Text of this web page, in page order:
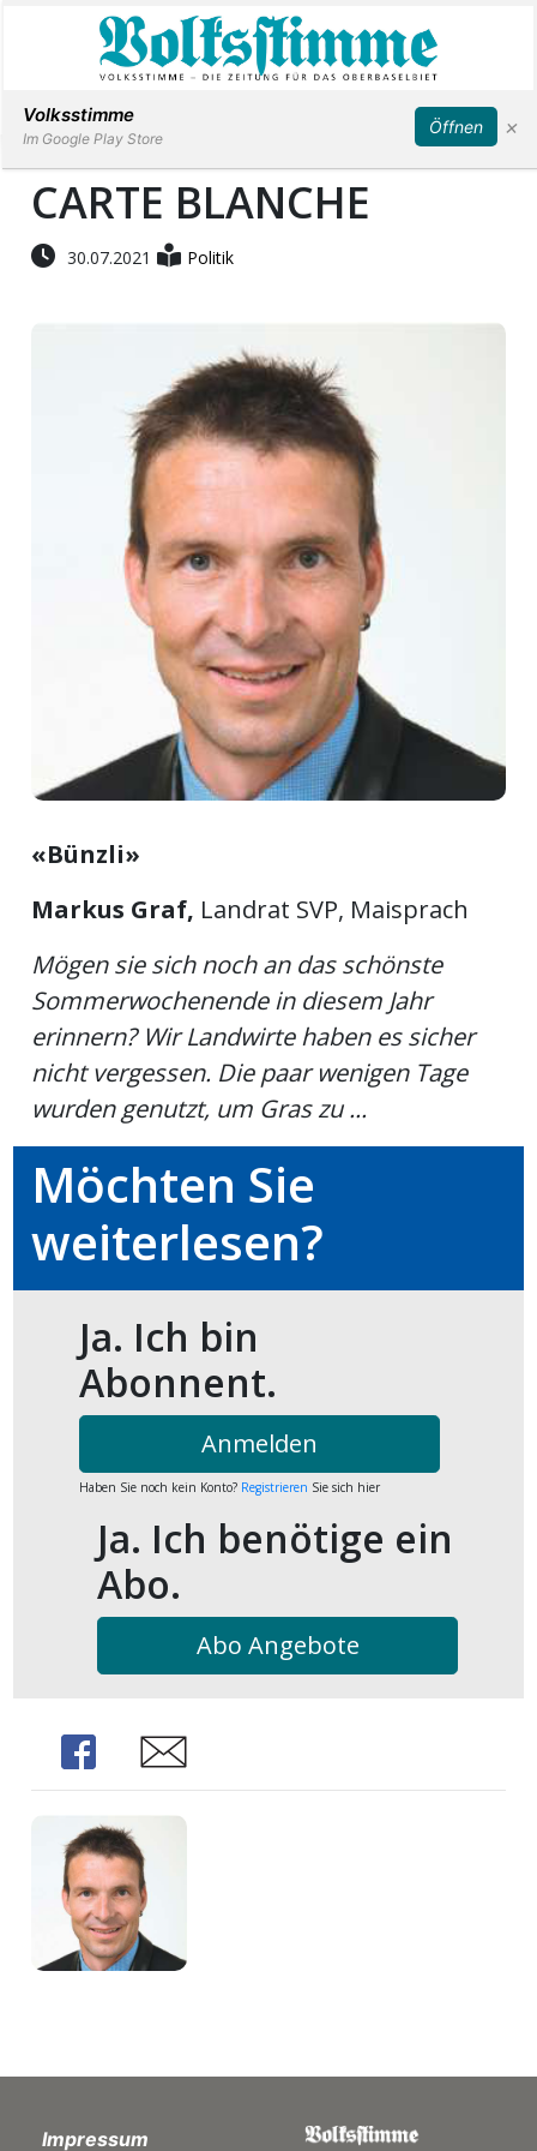
Immobilien
Abonnieren Anmelden
CARTE BLANCHE
30.07.2021 Politik
«Bünzli»
Markus Graf, Landrat SVP, Maisprach
Mögen sie sich noch an das schönste
Sommerwochenende in diesem Jahr
erinnern? Wir Landwirte haben es sicher
nicht vergessen. Die paar wenigen Tage
wurden genutzt, um Gras zu ...
Möchten Sie
weiterlesen?
Ja. Ich bin
Abonnent.
Anmelden
Haben Sie noch kein Konto? Registrieren Sie sich hier
Ja. Ich benötige ein
Abo.
Abo Angebote
Share Share
Impressum
Volksstimme
Im Google Play Store
Öffnen ×